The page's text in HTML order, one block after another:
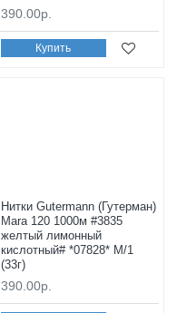
390.00р.
Купить
Нитки Gutermann (Гутерман)
Mara 120 1000м #3835
желтый лимонный
кислотный# *07828* M/1
(33г)
390.00р.